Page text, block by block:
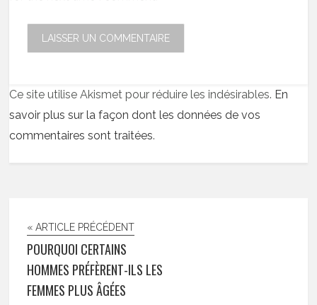
Ce site utilise Akismet pour réduire les indésirables. En
savoir plus sur la façon dont les données de vos
commentaires sont traitées.
« ARTICLE PRÉCÉDENT
POURQUOI CERTAINS
HOMMES PRÉFÈRENT-ILS LES
FEMMES PLUS ÂGÉES